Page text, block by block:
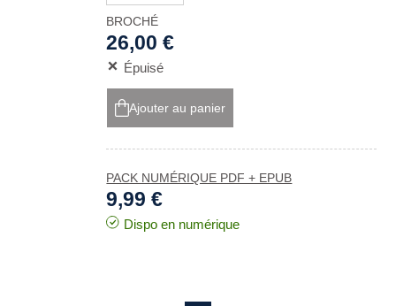
BROCHÉ
26,00 €
Épuisé
Ajouter au panier
PACK NUMÉRIQUE PDF + EPUB
9,99 €
Dispo en numérique